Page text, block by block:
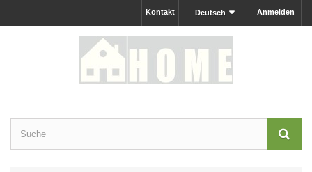
Anmelden
Deutsch
Kontakt